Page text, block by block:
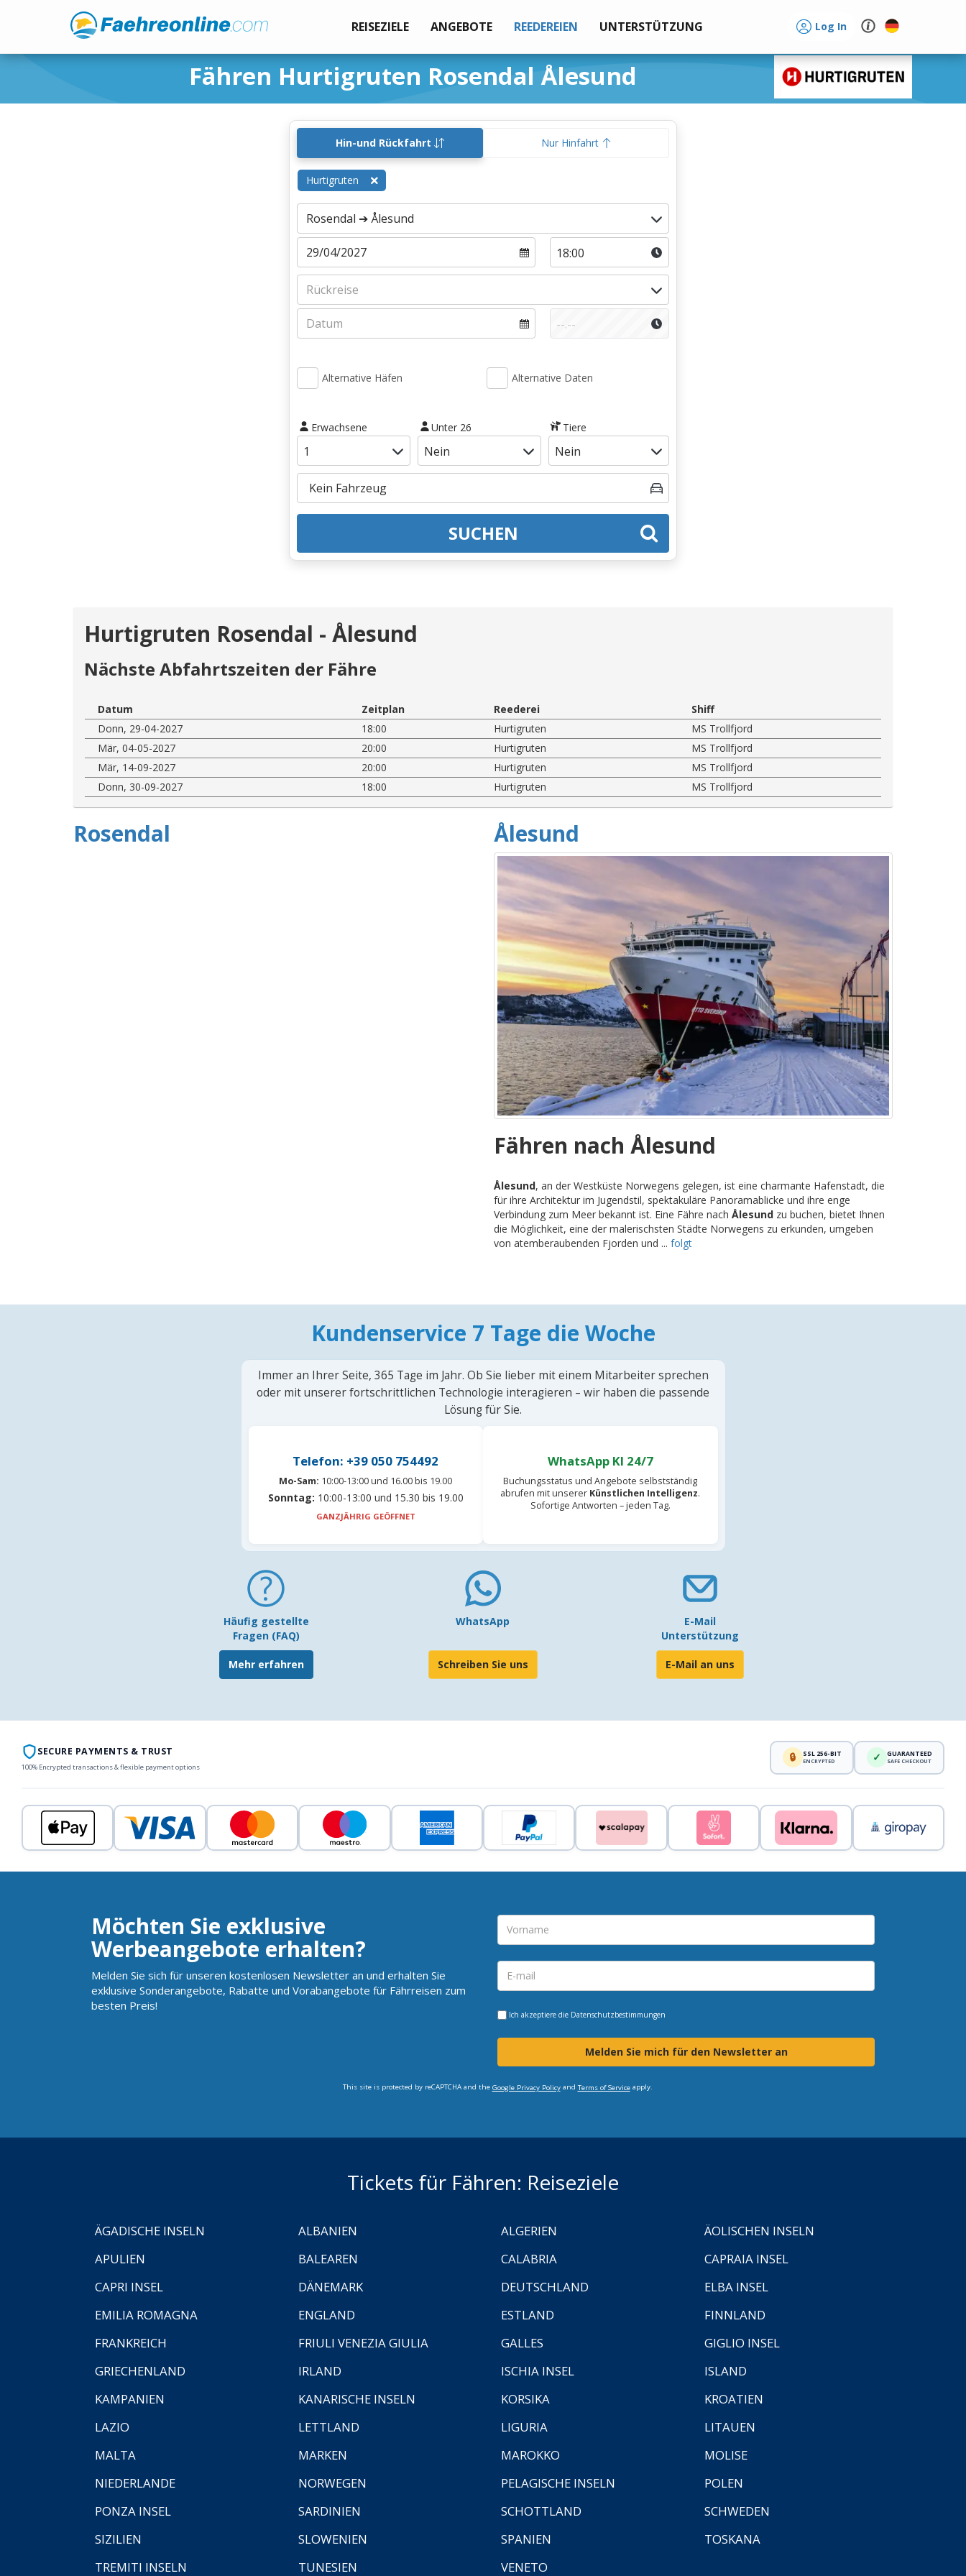
REISEZIELE ANGEBOTE REEDEREIEN UNTERSTÜTZUNG Log In
Fähren Hurtigruten Rosendal Ålesund
Hin-und Rückfahrt Nur Hinfahrt
Hurtigruten
Alternative Häfen Alternative Daten
Erwachsene Unter 26 Tiere
SUCHEN
Hurtigruten Rosendal - Ålesund
Nächste Abfahrtszeiten der Fähre
Datum Zeitplan Reederei
Shiff
Donn, 29-04-2027
18:00 Hurtigruten
MS Trollfjord
Mär, 04-05-2027
20:00 Hurtigruten
MS Trollfjord
Mär, 14-09-2027
20:00 Hurtigruten
MS Trollfjord
Donn, 30-09-2027
18:00 Hurtigruten MS Trollfjord
Rosendal Ålesund
Fähren nach Ålesund
Ålesund, an der Westküste Norwegens gelegen, ist eine charmante Hafenstadt, die
für ihre Architektur im Jugendstil, spektakuläre Panoramablicke und ihre enge
Verbindung zum Meer bekannt ist. Eine Fähre nach Ålesund zu buchen, bietet Ihnen
die Möglichkeit, eine der malerischsten Städte Norwegens zu erkunden, umgeben
von atemberaubenden Fjorden und ... folgt
Kundenservice 7 Tage die Woche
Immer an Ihrer Seite, 365 Tage im Jahr. Ob Sie lieber mit einem Mitarbeiter sprechen
oder mit unserer fortschrittlichen Technologie interagieren – wir haben die passende
Lösung für Sie.
Telefon: +39 050 754492
Mo-Sam: 10:00-13:00 und 16.00 bis 19.00
Sonntag: 10:00-13:00 und 15.30 bis 19.00
GANZJÄHRIG GEÖFFNET
WhatsApp KI 24/7
Buchungsstatus und Angebote selbstständig
abrufen mit unserer Künstlichen Intelligenz.
Sofortige Antworten – jeden Tag.
Häufig gestellte
Fragen (FAQ)
Mehr erfahren
WhatsApp
Schreiben Sie uns
E-Mail
Unterstützung
E-Mail an uns
SECURE PAYMENTS & TRUST
100% Encrypted transactions & flexible payment options
🔒 SSL 256-BIT
ENCRYPTED ✓ GUARANTEED
SAFE CHECKOUT
Möchten Sie exklusive
Werbeangebote erhalten?
Melden Sie sich für unseren kostenlosen Newsletter an und erhalten Sie
exklusive Sonderangebote, Rabatte und Vorabangebote für Fährreisen zum
besten Preis!
Ich akzeptiere die Datenschutzbestimmungen
Melden Sie mich für den Newsletter an
This site is protected by reCAPTCHA and the Google Privacy Policyand Terms of Serviceapply.
Tickets für Fähren: Reiseziele
ÄGADISCHE INSELN ALBANIEN ALGERIEN
ÄOLISCHEN INSELN
APULIEN
BALEAREN CALABRIA
CAPRAIA INSEL
CAPRI INSEL
DÄNEMARK DEUTSCHLAND
ELBA INSEL
EMILIA ROMAGNA
ENGLAND ESTLAND
FINNLAND
FRANKREICH
FRIULI VENEZIA GIULIA GALLES
GIGLIO INSEL
GRIECHENLAND
IRLAND ISCHIA INSEL
ISLAND
KAMPANIEN
KANARISCHE INSELN KORSIKA
KROATIEN
LAZIO
LETTLAND LIGURIA
LITAUEN
MALTA
MARKEN MAROKKO
MOLISE
NIEDERLANDE
NORWEGEN PELAGISCHE INSELN
POLEN
PONZA INSEL
SARDINIEN SCHOTTLAND
SCHWEDEN
SIZILIEN
SLOWENIEN SPANIEN
TOSKANA
TREMITI INSELN
TUNESIEN VENETO